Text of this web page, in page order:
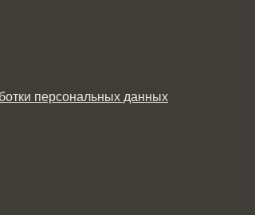
персональных данных